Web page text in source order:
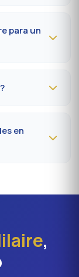
10 minutos
para un
y la
por
también a
en
traslados
,